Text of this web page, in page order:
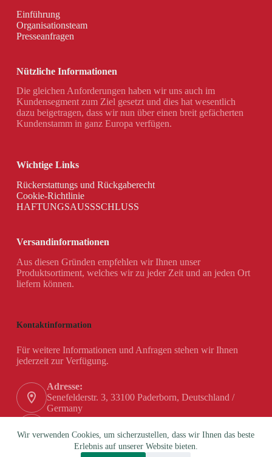
Wir verwenden Cookies, um sicherzustellen, dass wir Ihnen das beste
Erlebnis auf unserer Website bieten.
Einführung
Organisationsteam
Presseanfragen
Nützliche Informationen
Die gleichen Anforderungen haben wir uns auch im
Kundensegment zum Ziel gesetzt und dies hat wesentlich
dazu beigetragen, dass wir nun über einen breit gefächerten
Kundenstamm in ganz Europa verfügen.
Wichtige Links
Rückerstattungs und Rückgaberecht
Cookie-Richtlinie
HAFTUNGSAUSSSCHLUSS
Versandinformationen
Aus diesen Gründen empfehlen wir Ihnen unser
Produktsortiment, welches wir zu jeder Zeit und an jeden Ort
liefern können.
Kontaktinformation
Für weitere Informationen und Anfragen stehen wir Ihnen
jederzeit zur Verfügung.
Adresse:
Senefelderstr. 3, 33100 Paderborn, Deutschland /
Germany
+49 (0) 5251 / 180 84-0